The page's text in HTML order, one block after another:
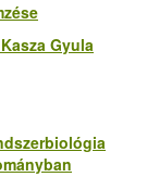
Gyula